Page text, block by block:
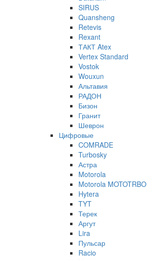
SIRUS
Quansheng
Retevis
Rexant
ТАКТ Atex
Vertex Standard
Vostok
Wouxun
Альтавия
РАДОН
Бизон
Гранит
Шеврон
Цифровые
COMRADE
Turbosky
Астра
Motorola
Motorola MOTOTRBO
Hytera
TYT
Терек
Аргут
Lira
Пульсар
Racio